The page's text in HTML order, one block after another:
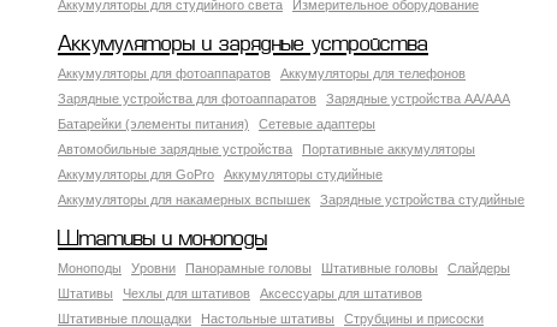
Аккумуляторы для студийного света
Измерительное оборудование
Аккумуляторы и зарядные устройства
Аккумуляторы для фотоаппаратов
Аккумуляторы для телефонов
Зарядные устройства для фотоаппаратов
Зарядные устройства AA/AAA
Батарейки (элементы питания)
Сетевые адаптеры
Автомобильные зарядные устройства
Портативные аккумуляторы
Аккумуляторы для GoPro
Аккумуляторы студийные
Аккумуляторы для накамерных вспышек
Зарядные устройства студийные
Штативы и моноподы
Моноподы Уровни Панорамные головы Штативные головы
Слайдеры
Штативы
Чехлы для штативов
Аксессуары для штативов
Штативные площадки
Настольные штативы
Струбцины и присоски